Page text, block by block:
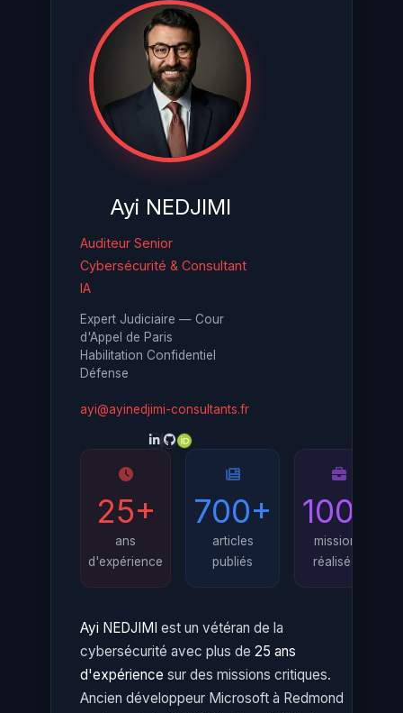
Ayi NEDJIMI
Auditeur Senior
Cybersécurité & Consultant
IA
Expert Judiciaire — Cour
d'Appel de Paris
Habilitation Confidentiel
Défense
ayi@ayinedjimi-consultants.fr
25+
ans
d'expérience
700+
articles
publiés
100+
missions
réalisées
Ayi NEDJIMI est un vétéran de la
cybersécurité avec plus de 25 ans
d'expérience sur des missions critiques.
Ancien développeur Microsoft à Redmond